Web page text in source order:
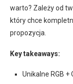
warto? Zależy od
który chce
propozycja.
Key takeaways:
Unikalne RGB +